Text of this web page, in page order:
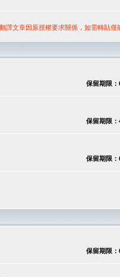
翻譯文章因原授權要求關係，如需轉貼
保留期限：60天
保留期限：45天
保留期限：60天
保留期限：60天